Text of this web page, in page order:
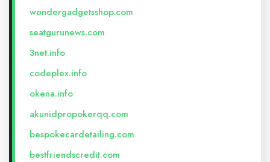
wondergadgetsshop.com
seatgurunews.com
3net.info
codeplex.info
okena.info
akunidpropokerqq.com
bespokecardetailing.com
bestfriendscredit.com